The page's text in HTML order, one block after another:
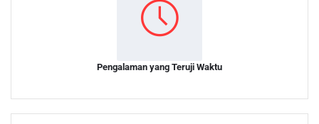
Pengalaman yang Teruji Waktu